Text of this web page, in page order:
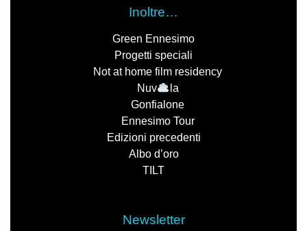
Inoltre…
Green Ennesimo
Progetti speciali
Not at home film residency
Nuv
la
Gonfialone
Ennesimo Tour
Edizioni precedenti
Albo d’oro
TILT
Newsletter